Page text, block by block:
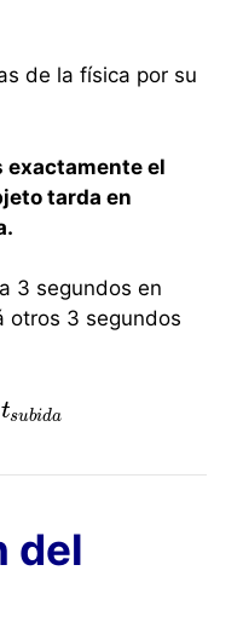
de la física por su
exactamente el
tarda en
3 segundos en
otros 3 segundos
tsubida
ubida
del